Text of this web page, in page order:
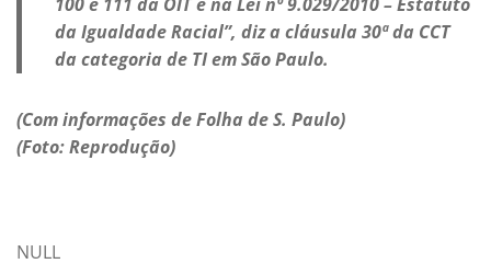
da Igualdade Racial”, diz a cláusula 30ª da CCT
da categoria de TI em São Paulo.
(Com informações de Folha de S. Paulo)
(Foto: Reprodução)
NULL